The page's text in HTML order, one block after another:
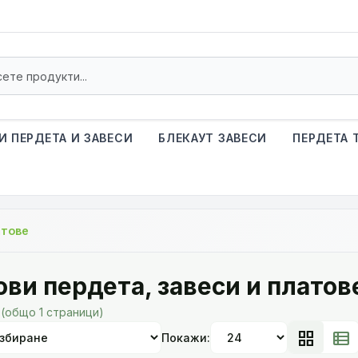
ПЕРДЕТА И ЗАВЕСИ БЛЕКАУТ ЗАВЕСИ ПЕРДЕТА
пердета, завеси и
1 страници)
Покажи: grid_view view_list